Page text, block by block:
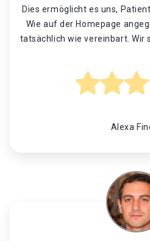
Dies ermöglicht es uns,
Wie auf der Homepage
tatsächlich wie vereinbart. Wir
Alexa